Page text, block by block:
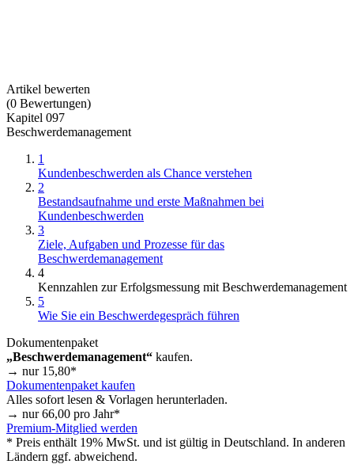
Artikel bewerten
(0 Bewertungen)
Kapitel 097
Beschwerdemanagement
1
Kundenbeschwerden als Chance verstehen
2
Bestandsaufnahme und erste Maßnahmen bei
Kundenbeschwerden
3
Ziele, Aufgaben und Prozesse für das
Beschwerdemanagement
4
Kennzahlen zur Erfolgsmessung mit Beschwerdemanagement
5
Wie Sie ein Beschwerdegespräch führen
Dokumentenpaket
„Beschwerdemanagement“ kaufen.
→ nur 15,80*
Dokumentenpaket kaufen
Alles sofort lesen & Vorlagen herunterladen.
→ nur66,00 pro Jahr*
Premium-Mitglied werden
* Preis enthält 19% MwSt. und ist gültig in Deutschland. In anderen
Ländern ggf. abweichend.